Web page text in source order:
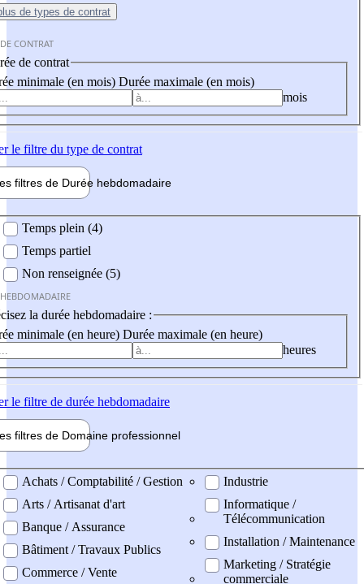
de types de contrat
CONTRAT
de contrat
minimale (en mois) Durée maximale (en mois)
mois
le filtre du type de contrat
filtres de Durée hebdomadaire
Temps plein (4)
Temps partiel
Non renseignée (5)
la durée hebdomadaire :
minimale (en heure) Durée maximale (en heure)
heures
le filtre de durée hebdomadaire
filtres de Domaine professionnel
professionel
Achats / Comptabilité / Gestion
Arts / Artisanat d'art
Banque / Assurance
Bâtiment / Travaux Publics
Commerce / Vente
Industrie
Informatique /
Télécommunication
Installation / Maintenance
Marketing / Stratégie
commerciale